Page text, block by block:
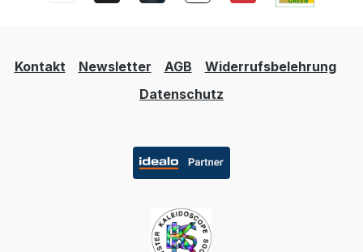
Kontakt Newsletter AGB
Widerrufsbelehrung
Datenschutz